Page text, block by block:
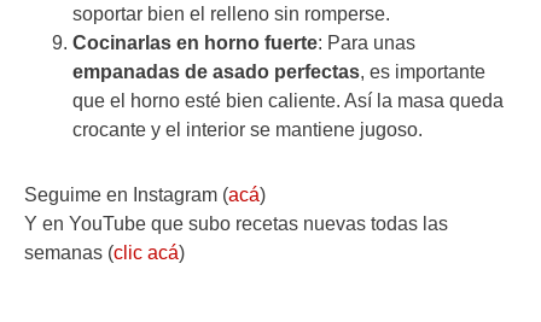
soportar bien el relleno sin romperse.
Cocinarlas en horno fuerte: Para unas
empanadas de asado perfectas, es importante
que el horno esté bien caliente. Así la masa queda
crocante y el interior se mantiene jugoso.
Seguime en Instagram (acá)
Y en YouTube que subo recetas nuevas todas las
semanas (clic acá)